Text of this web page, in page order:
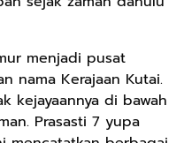
menjadi pusat
nama Kerajaan Kutai.
kejayaannya di bawah
Prasasti 7 yupa